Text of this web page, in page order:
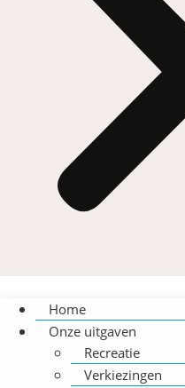
Home
Onze uitgaven
Recreatie
Verkiezingen